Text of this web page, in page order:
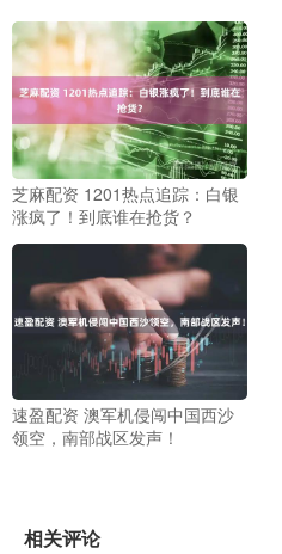
芝麻配资 1201热点追踪：白银
涨疯了！到底谁在抢货？
速盈配资 澳军机侵闯中国西沙
领空，南部战区发声！
相关评论